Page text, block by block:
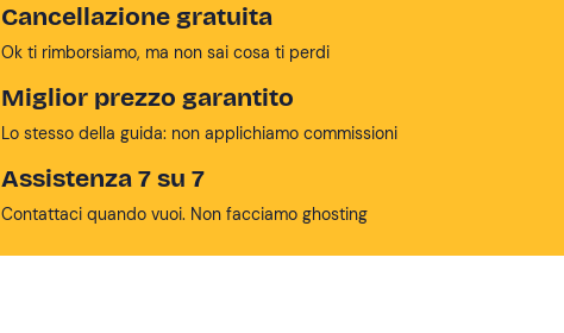
Cancellazione gratuita
Ok ti rimborsiamo, ma non sai cosa ti perdi
Miglior prezzo garantito
Lo stesso della guida: non applichiamo commissioni
Assistenza 7 su 7
Contattaci quando vuoi. Non facciamo ghosting